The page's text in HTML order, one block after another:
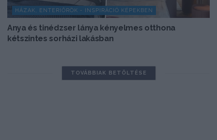
HÁZAK, ENTERIŐRÖK - INSPIRÁCIÓ KÉPEKBEN
Anya és tinédzser lánya kényelmes otthona
kétszintes sorházi lakásban
TOVÁBBIAK BETÖLTÉSE